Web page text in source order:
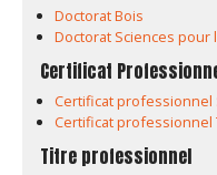
Doctorat Bois
Doctorat Sciences pour
Certificat
Certificat professionnel
Certificat professionnel
Titre professionnel